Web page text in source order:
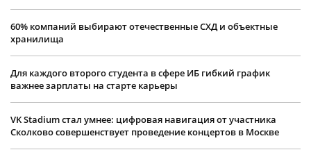
60% компаний выбирают отечественные СХД и объектные
хранилища
Для каждого второго студента в сфере ИБ гибкий график
важнее зарплаты на старте карьеры
VK Stadium стал умнее: цифровая навигация от участника
Сколково совершенствует проведение концертов в Москве